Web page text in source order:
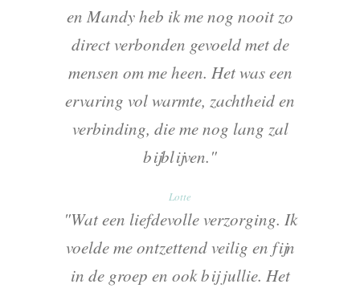
en Mandy heb ik me nog nooit zo
direct verbonden gevoeld met de
mensen om me heen. Het was een
ervaring vol warmte, zachtheid en
verbinding, die me nog lang zal
bijblijven."
Lotte
"Wat een liefdevolle verzorging. Ik
voelde me ontzettend veilig en fijn
in de groep en ook bij jullie. Het